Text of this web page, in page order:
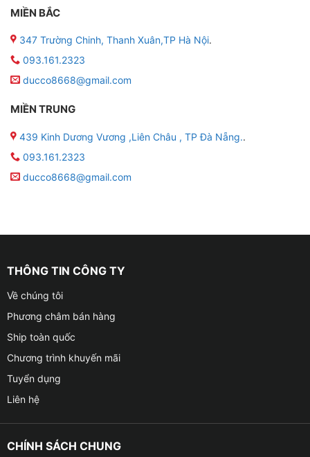
MIỀN BẮC
347 Trường Chinh, Thanh Xuân,TP Hà Nội.
093.161.2323
ducco8668@gmail.com
MIỀN TRUNG
439 Kinh Dương Vương ,Liên Châu , TP Đà Nẵng..
093.161.2323
ducco8668@gmail.com
THÔNG TIN CÔNG TY
Về chúng tôi
Phương châm bán hàng
Ship toàn quốc
Chương trình khuyến mãi
Tuyển dụng
Liên hệ
CHÍNH SÁCH CHUNG